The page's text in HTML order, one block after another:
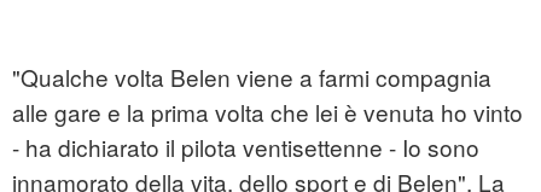
"Qualche volta Belen viene a farmi compagnia
alle gare e la prima volta che lei è venuta ho vinto
- ha dichiarato il pilota ventisettenne - Io sono
innamorato della vita, dello sport e di Belen". La